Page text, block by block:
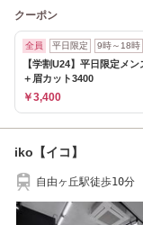
クーポン
全員 平日限定 9時～18時
【学割U24】平日限定メ
＋眉カット3400
￥3,400
iko【イコ】
自由ヶ丘駅徒歩10分